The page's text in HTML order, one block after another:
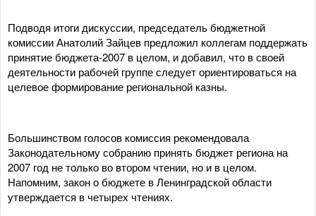
Подводя итоги дискуссии, председатель бюджетной
комиссии Анатолий Зайцев предложил коллегам поддержать
принятие бюджета-2007 в целом, и добавил, что в своей
деятельности рабочей группе следует ориентироваться на
целевое формирование региональной казны.
Большинством голосов комиссия рекомендовала
Законодательному собранию принять бюджет региона на
2007 год не только во втором чтении, но и в целом.
Напомним, закон о бюджете в Ленинградской области
утверждается в четырех чтениях.